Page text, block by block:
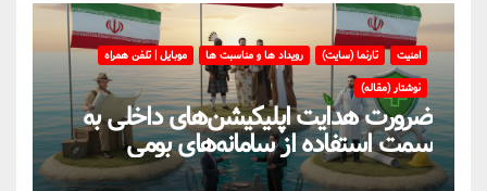
امنیت تارنما (سایت) رویداد ها و مناسبت ها
موبایل | تلفن همراه
نوشتار (مقاله)
ضرورت هدایت اپلیکیشن‌های داخلی به
سمت استفاده از سامانه‌های بومی